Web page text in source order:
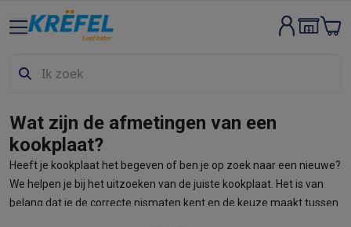
Groot elektro & inbouw
VaatwassersVaatwassers
Inbouwtoestellen
Inbouw vaatwassers
Ovens & microgolfovensOvensMicrogolfovens
KookplatenKookplaten
DampkappenDampkappen
FornuizenFornuizenGemengde fornuizenElektrische fornuizen
Kleine inbouwtoestellenWarmhoudladesEspresso- &
Wat zijn de afmetingen van een
kookplaat?
Heeft je kookplaat het begeven of ben je op zoek naar een nieuwe?
We helpen je bij het uitzoeken van de juiste kookplaat. Het is van
belang dat je de correcte nismaten kent en de keuze maakt tussen